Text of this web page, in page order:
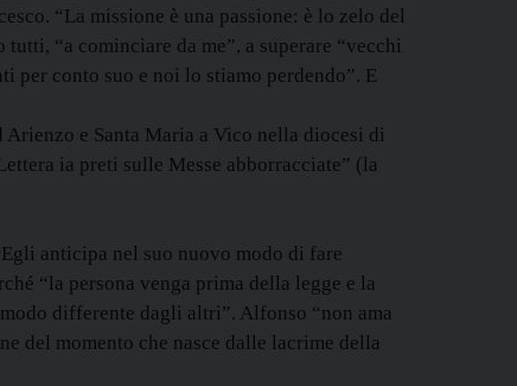
“La missione è una passione: è lo zelo del
“a cominciare da me”, a superare “vecchi
conto suo e noi lo stiamo perdendo”. E
e Santa Maria a Vico nella diocesi di
ia preti sulle Messe abborracciate” (la
anticipa nel suo nuovo modo di fare
“la persona venga prima della legge e la
differente dagli altri”. Alfonso “non ama
del momento che nasce dalle lacrime della